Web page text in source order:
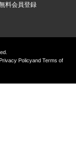
料会員登録
PolicyandTerms of